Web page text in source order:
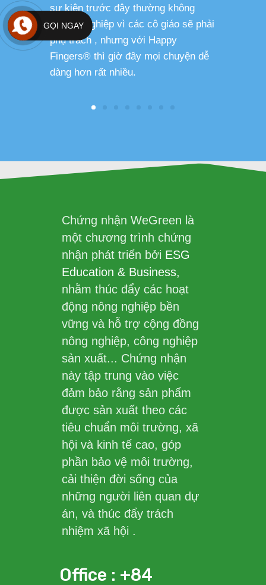
sự kiện trước đây thường không
chuyên nghiệp vì các cô giáo sẽ phải
phụ trách , nhưng với Happy
Fingers® thì giờ đây mọi chuyện dễ
dàng hơn rất nhiều.
Chứng nhận WeGreen là
một chương trình chứng
nhận phát triển bởi ESG
Education & Business,
nhằm thúc đẩy các hoạt
động nông nghiệp bền
vững và hỗ trợ cộng đồng
nông nghiệp, công nghiệp
sản xuất... Chứng nhận
này tập trung vào việc
đảm bảo rằng sản phẩm
được sản xuất theo các
tiêu chuẩn môi trường, xã
hội và kinh tế cao, góp
phần bảo vệ môi trường,
cải thiện đời sống của
những người liên quan dự
án, và thúc đẩy trách
nhiệm xã hội .
Office : +84
GỌI NGAY